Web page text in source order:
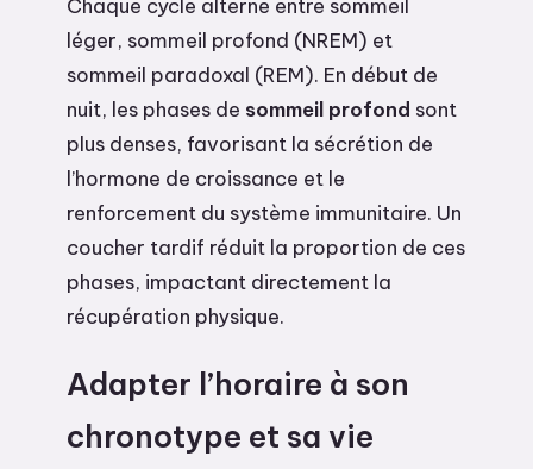
Chaque cycle alterne entre sommeil
léger, sommeil profond (NREM) et
sommeil paradoxal (REM). En début de
nuit, les phases de sommeil profond sont
plus denses, favorisant la sécrétion de
l’hormone de croissance et le
renforcement du système immunitaire. Un
coucher tardif réduit la proportion de ces
phases, impactant directement la
récupération physique.
Adapter l’horaire à son
chronotype et sa vie